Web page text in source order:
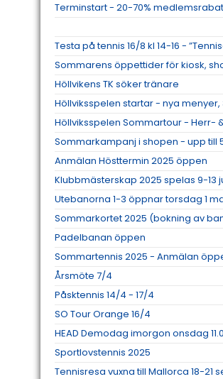
Terminstart - 20-70%
Testa på tennis 16/8 kl 14-16 -
Sommarens öppettider för kiosk,
Höllvikens TK söker tränare
Höllviksspelen startar - nya
Höllviksspelen Sommartour - Herr-
Sommarkampanj i shopen - upp till
Anmälan Hösttermin 2025 öppen
Klubbmästerskap 2025 spelas 9-13
Utebanorna 1-3 öppnar torsdag 1
Sommarkortet 2025 (bokning av
Padelbanan öppen
Sommartennis 2025 - Anmälan
Årsmöte 7/4
Påsktennis 14/4 - 17/4
SO Tour Orange 16/4
HEAD Demodag imorgon onsdag
Sportlovstennis 2025
Tennisresa vuxna till Mallorca 18-21